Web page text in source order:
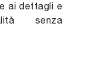
ai dettagli e
senza